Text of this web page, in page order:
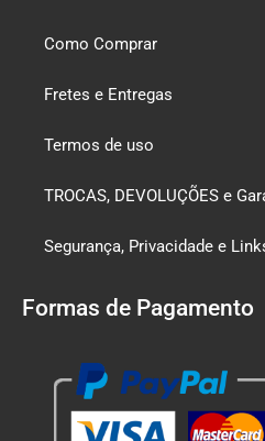
Como Comprar
Fretes e Entregas
Termos de uso
TROCAS, DEVOLUÇÕES e
Segurança, Privacidade e
Formas de Pagamento